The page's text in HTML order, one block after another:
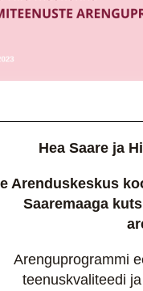
Hea Saare ja
Arenduskeskus
Saaremaaga
Arenguprogrammi
teenuskvaliteedi